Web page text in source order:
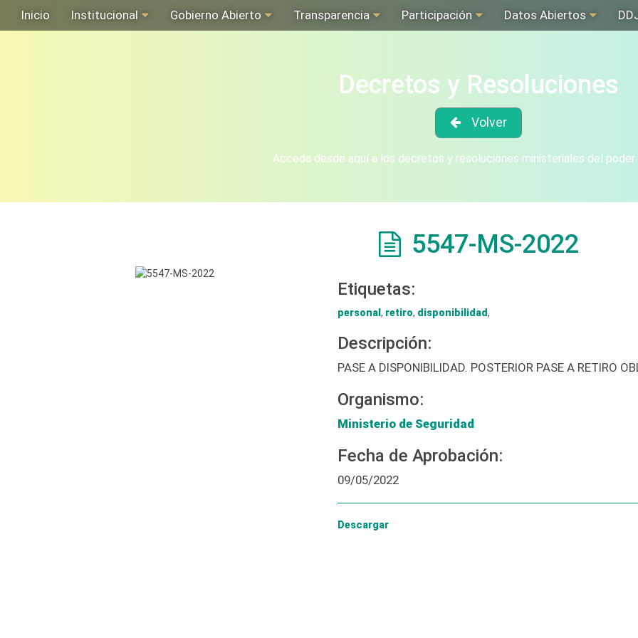
Inicio Institucional Gobierno Abierto Transparencia Participación Datos Abiertos
Decretos y Resoluciones
Volver
Acceda desde aquí a los decretos y resoluciones ministeriales del
5547-MS-2022
Etiquetas:
personal , retiro, disponibilidad,
Descripción:
PASE A DISPONIBILIDAD. POSTERIOR PASE A RETIRO
Organismo:
Ministerio de Seguridad
Fecha de Aprobación:
09/05/2022
Descargar